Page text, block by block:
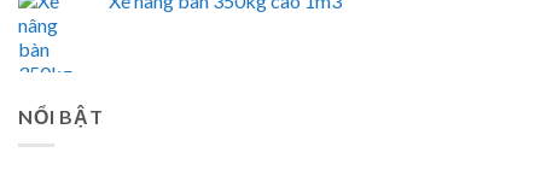
NỔI BẬT